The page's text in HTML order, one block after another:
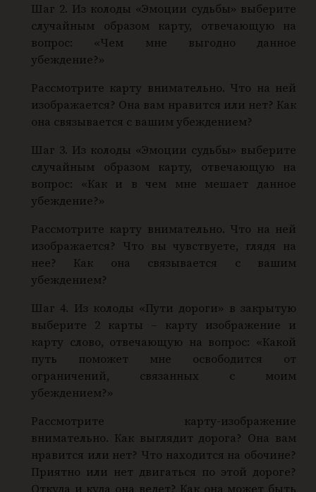
Шаг 2. Из колоды «Эмоции судьбы» выберите
случайным образом карту, отвечающую на
вопрос: «Чем мне выгодно данное
убеждение?»
Рассмотрите карту внимательно. Что на ней
изображается? Она вам нравится или нет? Как
она связывается с вашим убеждением?
Шаг 3. Из колоды «Эмоции судьбы» выберите
случайным образом карту, отвечающую на
вопрос: «Как и в чем мне мешает данное
убеждение?»
Рассмотрите карту внимательно. Что на ней
изображается? Что вы чувствуете, глядя на
нее? Как она связывается с вашим
убеждением?
Шаг 4. Из колоды «Пути дороги» в закрытую
выберите 2 карты – карту изображение и
карту слово, отвечающую на вопрос: «Какой
путь поможет мне освободится от
ограничений, связанных с моим
убеждением?»
Рассмотрите карту-изображение
внимательно. Как выглядит дорога? Она вам
нравится или нет? Что находится на обочине?
Приятно или нет двигаться по этой дороге?
Откуда и куда она ведет? Как она может быть